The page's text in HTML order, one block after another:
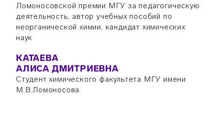
Ломоносовской премии МГУ за педагогическую
деятельность, автор учебных пособий по
неорганической химии, кандидат химических
наук
КАТАЕВА
АЛИСА ДМИТРИЕВНА
Студент химического факультета МГУ имени
М.В.Ломоносова